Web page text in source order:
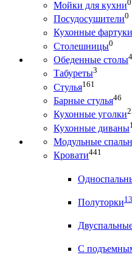
Мойки для кухни0
Посудосушители0
Кухонные фартуки
Столешницы0
Обеденные столы
Табуреты3
Стулья161
Барные стулья46
Кухонные уголки
Кухонные диваны1
Модульные
Кровати441
Полуторки
С